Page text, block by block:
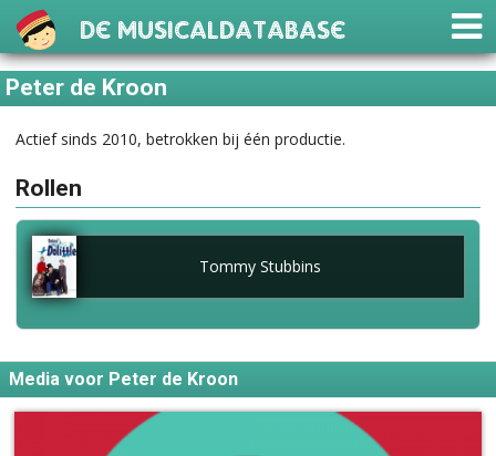
De Musicaldatabase
Peter de Kroon
Actief sinds 2010, betrokken bij één productie.
Rollen
Tommy Stubbins
Media voor Peter de Kroon